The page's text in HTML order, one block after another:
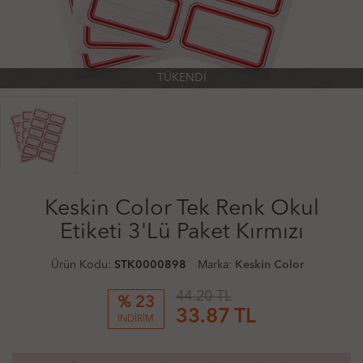
TÜKENDİ
Keskin Color Tek Renk Okul
Etiketi 3'Lü Paket Kırmızı
Ürün Kodu: STK0000898 Marka: Keskin Color
% 23
İNDİRİM
44.20 TL
33.87 TL